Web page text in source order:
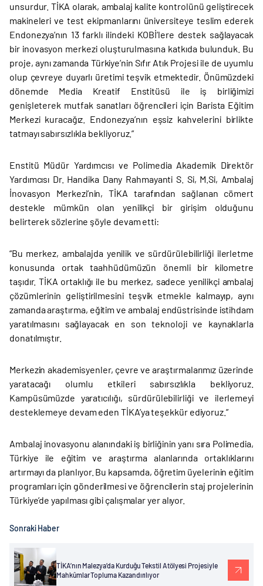
unsurdur. TİKA olarak, ambalaj kalite kontrolünü geliştirecek
makineleri ve test ekipmanlarını üniversiteye teslim ederek
Endonezya’nın 13 farklı ilindeki KOBİ’lere destek sağlayacak
bir inovasyon merkezi oluşturulmasına katkıda bulunduk. Bu
proje, aynı zamanda Türkiye’nin Sıfır Atık Projesi ile de uyumlu
olup çevreye duyarlı üretimi teşvik etmektedir. Önümüzdeki
dönemde Media Kreatif Enstitüsü ile iş birliğimizi
genişleterek mutfak sanatları öğrencileri için Barista Eğitim
Merkezi kuracağız. Endonezya’nın eşsiz kahvelerini birlikte
tatmayı sabırsızlıkla bekliyoruz.”
Enstitü Müdür Yardımcısı ve Polimedia Akademik Direktör
Yardımcısı Dr. Handika Dany Rahmayanti S. Si, M.Si, Ambalaj
İnovasyon Merkezi’nin, TİKA tarafından sağlanan cömert
destekle mümkün olan yenilikçi bir girişim olduğunu
belirterek sözlerine şöyle devam etti:
“Bu merkez, ambalajda yenilik ve sürdürülebilirliği ilerletme
konusunda ortak taahhüdümüzün önemli bir kilometre
taşıdır. TİKA ortaklığı ile bu merkez, sadece yenilikçi ambalaj
çözümlerinin geliştirilmesini teşvik etmekle kalmayıp, aynı
zamanda araştırma, eğitim ve ambalaj endüstrisinde istihdam
yaratılmasını sağlayacak en son teknoloji ve kaynaklarla
donatılmıştır.
Merkezin akademisyenler, çevre ve araştırmalarımız üzerinde
yaratacağı olumlu etkileri sabırsızlıkla bekliyoruz.
Kampüsümüzde yaratıcılığı, sürdürülebilirliği ve ilerlemeyi
desteklemeye devam eden TİKA’ya teşekkür ediyoruz.”
Ambalaj inovasyonu alanındaki iş birliğinin yanı sıra Polimedia,
Türkiye ile eğitim ve araştırma alanlarında ortaklıklarını
artırmayı da planlıyor. Bu kapsamda, öğretim üyelerinin eğitim
programları için gönderilmesi ve öğrencilerin staj projelerinin
Türkiye’de yapılması gibi çalışmalar yer alıyor.
Sonraki Haber
TİKA’nın Malezya’da Kurduğu Tekstil Atölyesi Projesiyle
Mahkûmlar Topluma Kazandırılıyor